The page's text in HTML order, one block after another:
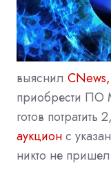
выяснил CNews,
приобрести ПО
готов
аукционс
никто не